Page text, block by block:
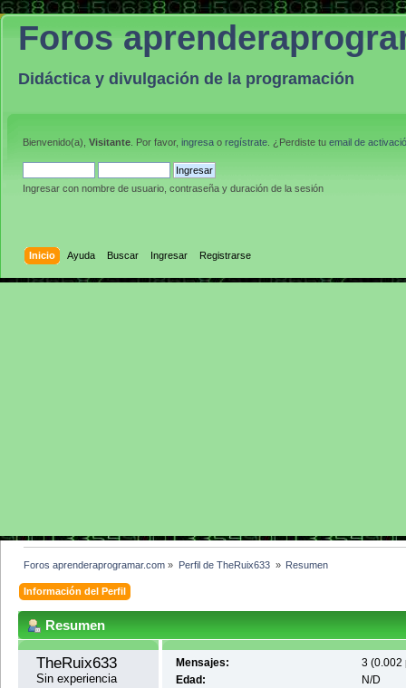
Foros
Didáctica y divulgación de la programación
Bienvenido(a), Visitante . Por favor, ingresa o regístrate . ¿Perdiste tu email de
Ingresar con nombre de usuario, contraseña y duración de la sesión
Inicio Ayuda Buscar Ingresar Registrarse
Foros aprenderaprogramar.com » Perfil de TheRuix633 » Resumen
Información del Perfil
Resumen
TheRuix633
Sin experiencia
Mensajes:
3 (0.002
Edad:
N/D